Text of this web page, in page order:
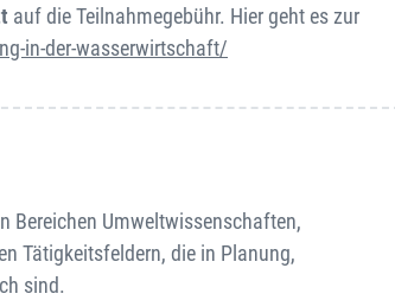
auf die Teilnahmegebühr. Hier geht es zur
in-der-wasserwirtschaft/
Bereichen Umweltwissenschaften,
Tätigkeitsfeldern, die in Planung,
sind.